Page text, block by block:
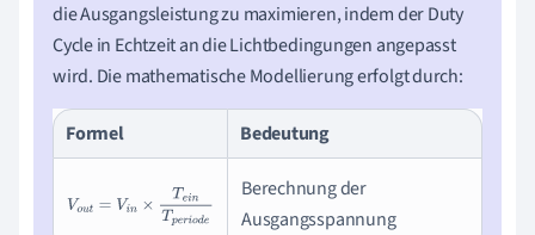
die Ausgangsleistung zu maximieren, indem der Duty
Cycle in Echtzeit an die Lichtbedingungen angepasst
wird. Die mathematische Modellierung erfolgt durch:
Formel Bedeutung
Vou t= Vin ×T einTper e
Berechnung der
Ausgangsspannung